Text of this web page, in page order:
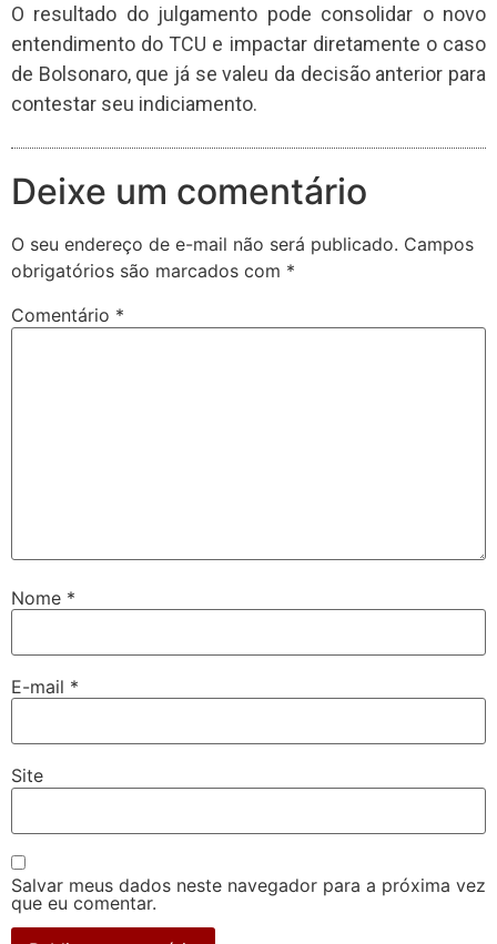
O resultado do julgamento pode consolidar o novo
entendimento do TCU e impactar diretamente o caso
de Bolsonaro, que já se valeu da decisão anterior para
contestar seu indiciamento.
Deixe um comentário
O seu endereço de e-mail não será publicado. Campos
obrigatórios são marcados com *
Comentário *
Nome *
E-mail *
Site
Salvar meus dados neste navegador para a próxima vez
que eu comentar.